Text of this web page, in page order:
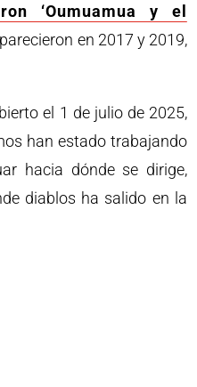
‘Oumuamua y el
en 2017 y 2019,
el 1 de julio de 2025,
han estado trabajando
hacia dónde se dirige,
diablos ha salido en la